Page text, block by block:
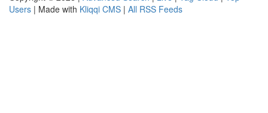
Users | Made with Kliqqi CMS | All RSS Feeds